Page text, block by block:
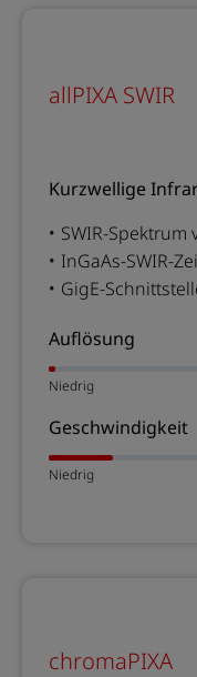
allPIXA SWIR
Kurzwellige
SWIR-
InGaAs-SWIR-
GigE-
Auflösung
Niedrig
Geschwindigkeit
Niedrig
chromaPIXA